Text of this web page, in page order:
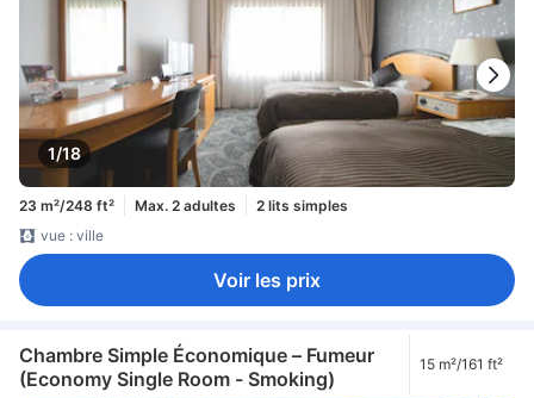
1/18
23 m²/248 ft² Max. 2 adultes
2 lits simples
vue : ville
Voir les prix
Chambre Simple Économique – Fumeur
(Economy Single Room - Smoking)
15 m²/161 ft²